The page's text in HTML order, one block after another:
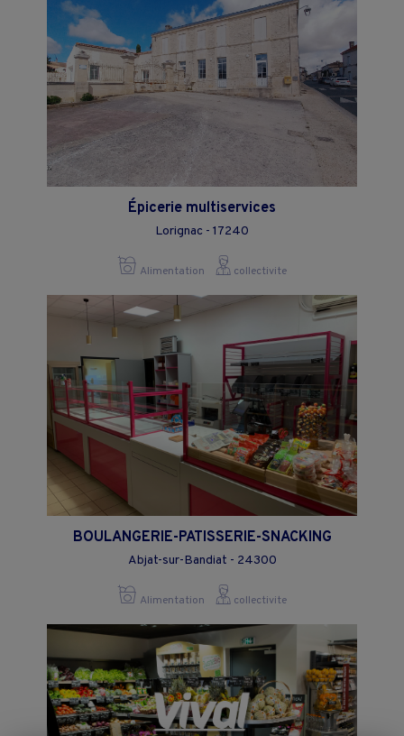
Épicerie multiservices
Lorignac - 17240
Alimentation collectivite
BOULANGERIE-PATISSERIE-SNACKING
Abjat-sur-Bandiat - 24300
Alimentation collectivite